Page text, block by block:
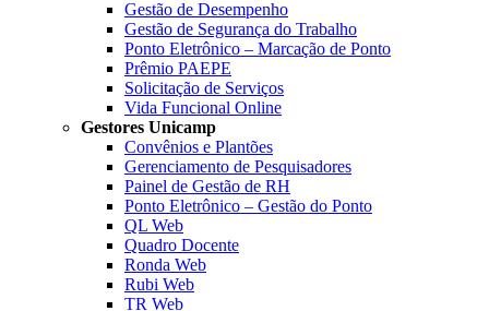
Gestão de Desempenho
Gestão de Segurança do Trabalho
Ponto Eletrônico – Marcação de Ponto
Prêmio PAEPE
Solicitação de Serviços
Vida Funcional Online
Gestores Unicamp
Convênios e Plantões
Gerenciamento de Pesquisadores
Painel de Gestão de RH
Ponto Eletrônico – Gestão do Ponto
QL Web
Quadro Docente
Ronda Web
Rubi Web
TR Web